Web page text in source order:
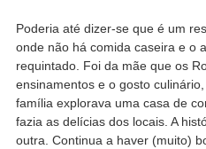
Poderia até dizer-se que é um
onde não há comida caseira e o
requintado. Foi da mãe que os
ensinamentos e o gosto
família explorava uma casa de
fazia as delícias dos locais. A
outra. Continua a haver (muito)